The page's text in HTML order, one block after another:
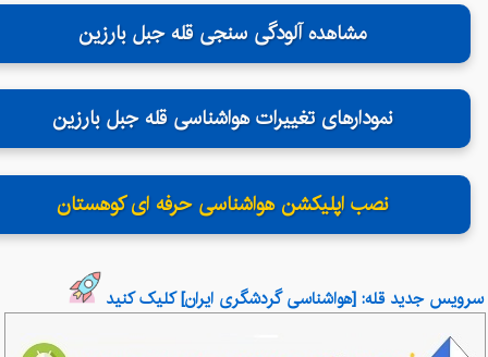
مشاهده آلودگی سنجی قله جبل بارزین
نمودارهای تغییرات هواشناسی قله جبل بارزین
نصب اپلیکشن هواشناسی حرفه ای کوهستان
سرویس جدید قله: [هواشناسی گردشگری ایران] کلیک کنید